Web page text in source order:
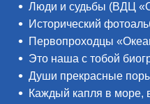
Люди и судьбы (ВДЦ
Исторический
Первопроходцы
Это наша с тобой
Души прекрасные
Каждый капля в море,